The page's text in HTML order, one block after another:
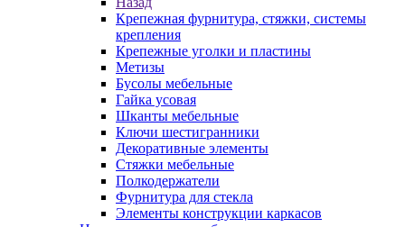
Крепежная фурнитура, стяжки, системы
крепления
Крепежные уголки и пластины
Метизы
Бусолы мебельные
Гайка усовая
Шканты мебельные
Ключи шестигранники
Декоративные элементы
Стяжки мебельные
Полкодержатели
Фурнитура для стекла
Элементы конструкции каркасов